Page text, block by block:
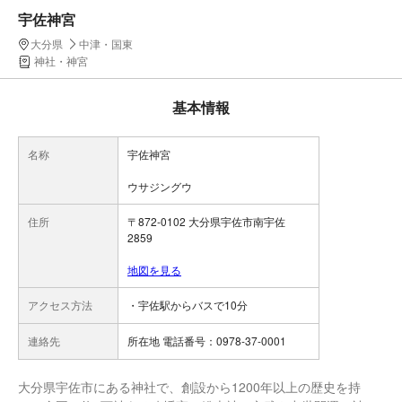
宇佐神宮
大分県
中津・国東
神社・神宮
基本情報
名称 宇佐神宮
ウサジングウ
住所
〒872-0102 大分県宇佐市南宇佐
2859
地図を見る
アクセス方法 ・宇佐駅からバスで10分
連絡先 所在地 電話番号：0978-37-0001
大分県宇佐市にある神社で、創設から1200年以上の歴史を持